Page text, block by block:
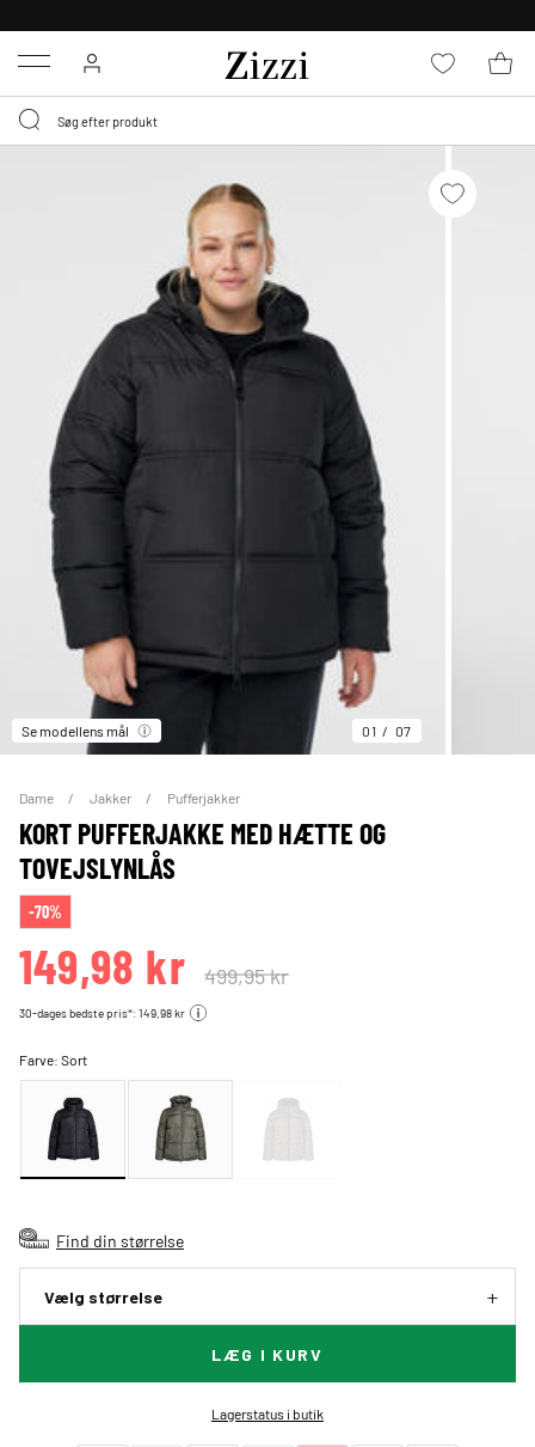
Menu
Se modellens mål 01 07
Dame Jakker Pufferjakker
KORT PUFFERJAKKE MED HÆTTE OG
TOVEJSLYNLÅS
-70%
149,98 kr 499,95 kr
30-dages bedste pris*: 149,98 kr
Farve:Sort
Find din størrelse
Vælg størrelse
LÆG I KURV
Lagerstatus i butik